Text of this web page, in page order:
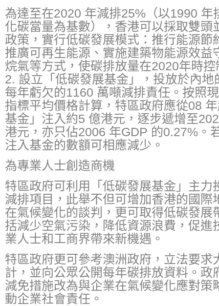
為達至在2020 年減排25%（以1990 年
化碳當量為基數），香港可以採取雙頭
政策，實行低碳發展模式：推行能源節
推廣可再生能源、實施建築物能源效益
烷氣等方式，使碳排放量在2020年時
2. 設立「低碳發展基金」，投放於內
每年虧欠的1160 萬噸減排責任。按照
指標平均價格計算，特區政府應從08
基金」注入約5 億港元，逐步遞增至
港元，亦只佔2006 年GDP 的0.27%。
注入基金的數額可相應減少。
為專業人士創造商機
特區政府可利用「低碳發展基金」主力
減排項目，此舉不但可增加香港的國際
在氣候變化的談判，更可取得低碳發展
括減少空氣污染，降低資源浪費，促進
業人士和工商界帶來新機遇。
特區政府更可參考澳洲政府，立法要求
計，並向公眾公開每年碳排放資料。政
減免措施改為與企業在氣候變化應對策
動企業社會責任。